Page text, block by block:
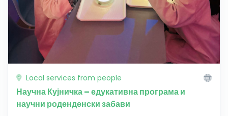
Local services from people
Научна Кујничка – едукативна програма и
научни роденденски забави